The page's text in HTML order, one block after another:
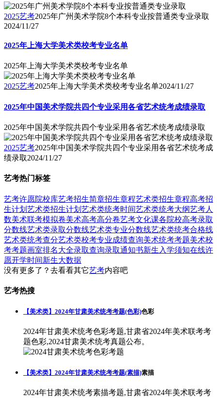
2025艺考2025年广州美术学院8个本科专业按普通类专业录取
2024/11/27
2025年上海大学美术类校考专业名单
2025年上海大学美术类校考专业名单
2025艺考2025年上海大学美术类校考专业名单2024/11/27
2025年中国美术学院共四个专业采用各省艺术统考成绩录取
2025年中国美术学院共四个专业采用各省艺术统考成绩录取
2025艺考2025年中国美术学院共四个专业采用各省艺术统考成
绩录取2024/11/27
艺考热门标签
艺考许愿院校库艺考招生简章招生章程艺术类招生章程高考招
生计划 艺术类招生计划 艺术类统考时间艺术类统考大纲艺考人
数美术联考模拟卷美术高考高分卷艺考文化课各院校高考录取
分数线艺术类录取分数线艺术类专业分数线艺术类统考合格线
艺术类统考查分艺术类校考专业成绩查询美术统考考题美术校
考考题画室排名大全录取查询录取通知书新生入学须知在线许
愿开学时间新生大数据
没有更多了？去看看其它艺考内容吧
艺考热搜
【美术类】2024年甘肃美术统考考题(色彩)色彩
2024年甘肃美术统考色彩考题,甘肃省2024年美术联考考
题色彩,2024甘肃美术统考真题公布。
【美术类】2024年甘肃美术统考考题(素描)素描
2024年甘肃美术统考素描考题,甘肃省2024年美术联考考